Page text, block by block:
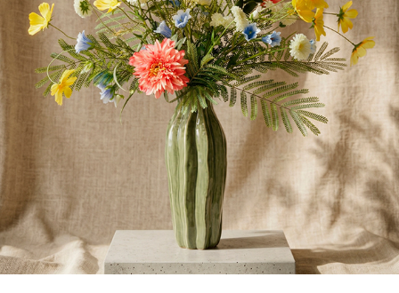
Integración de jarrones en entornos virtuales